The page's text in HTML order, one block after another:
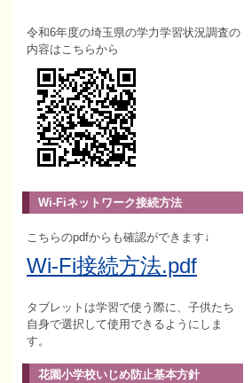
令和6年度の埼玉県の学力学習状況調査の
内容はこちらから
Wi-Fiネットワーク接続方法
こちらのpdfからも確認ができます↓
Wi-Fi接続方法.pdf
タブレットは学習で使う際に、子供たち
自身で選択して使用できるようにしま
す。
花園小学校いじめ防止基本方針